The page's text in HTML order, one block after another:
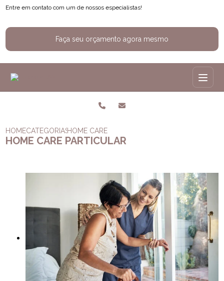
Entre em contato com um de nossos especialistas!
Faça seu orçamento agora mesmo
HOMECATEGORIASHOME CARE PARTICULAR
HOME CARE PARTICULAR